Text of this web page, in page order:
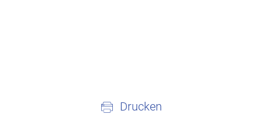
Drucken